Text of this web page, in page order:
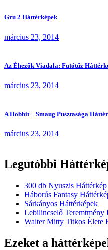
Gru 2 Háttérképek
március 23, 2014
Az Éhezők Viadala: Futótűz
március 23, 2014
A Hobbit – Smaug Pusztasága
március 23, 2014
Legutóbbi
300 db Nyuszis Háttérkép
Háborús Fantasy
Sárkányos Háttérképek
Lebilincselő Teremtmény
Walter Mitty Titkos Élete
Ezeket a